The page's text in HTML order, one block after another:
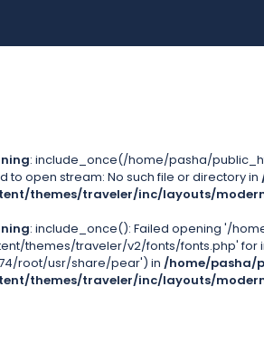
: include_once(/home/pasha/
to open stream: No such file or directory in
themes/traveler/inc/layouts/
: include_once(): Failed opening '/
themes/traveler/v2/fonts/fonts.php'
root/usr/share/pear') in /home/pasha/
themes/traveler/inc/layouts/